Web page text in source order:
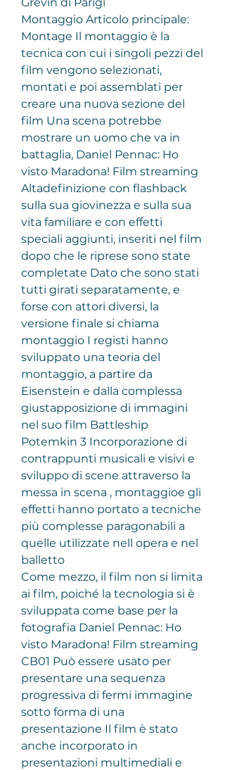
Montaggio Articolo principale:
Montage Il montaggio è la
tecnica con cui i singoli pezzi del
film vengono selezionati,
montati e poi assemblati per
creare una nuova sezione del
film Una scena potrebbe
mostrare un uomo che va in
battaglia, Daniel Pennac: Ho
visto Maradona! Film streaming
Altadefinizione con flashback
sulla sua giovinezza e sulla sua
vita familiare e con effetti
speciali aggiunti, inseriti nel film
dopo che le riprese sono state
completate Dato che sono stati
tutti girati separatamente, e
forse con attori diversi, la
versione finale si chiama
montaggio I registi hanno
sviluppato una teoria del
montaggio, a partire da
Eisenstein e dalla complessa
giustapposizione di immagini
nel suo film Battleship
Potemkin 3 Incorporazione di
contrappunti musicali e visivi e
sviluppo di scene attraverso la
messa in scena , montaggioe gli
effetti hanno portato a tecniche
più complesse paragonabili a
quelle utilizzate nell opera e nel
balletto
Come mezzo, il film non si limita
ai film, poiché la tecnologia si è
sviluppata come base per la
fotografia Daniel Pennac: Ho
visto Maradona! Film streaming
CB01 Può essere usato per
presentare una sequenza
progressiva di fermi immagine
sotto forma di una
presentazione Il film è stato
anche incorporato in
presentazioni multimediali e